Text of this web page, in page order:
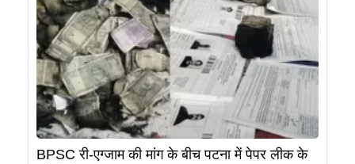
BPSC री-एग्जाम की मांग के बीच पटना में पेपर लीक के